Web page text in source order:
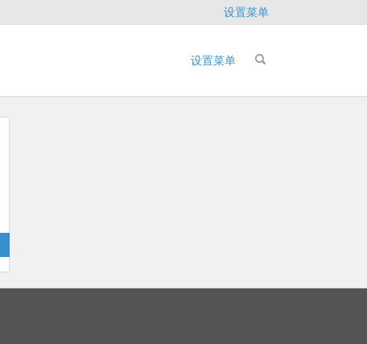
设置菜单
设置菜单